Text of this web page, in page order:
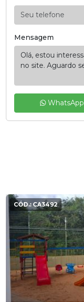
Mensagem
WhatsApp
CÓD.: CA3492